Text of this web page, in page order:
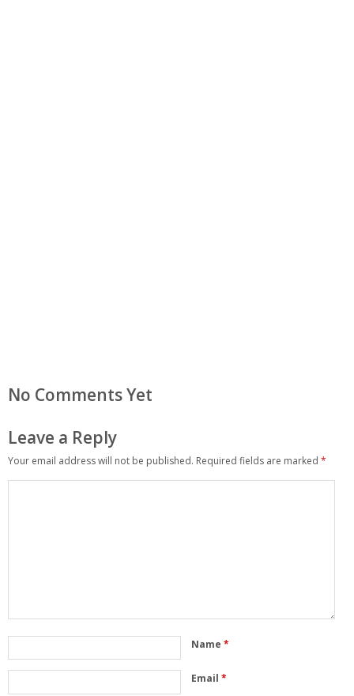
No Comments Yet
Leave a Reply
Your email address will not be published. Required fields are marked *
Name *
Email *